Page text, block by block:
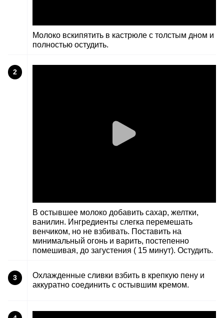
Молоко вскипятить в кастрюле с толстым дном и
полностью остудить.
2
В остывшее молоко добавить сахар, желтки,
ванилин. Ингредиенты слегка перемешать
венчиком, но не взбивать. Поставить на
минимальный огонь и варить, постепенно
помешивая, до загустения ( 15 минут). Остудить.
3
Охлажденные сливки взбить в крепкую пену и
аккуратно соединить с остывшим кремом.